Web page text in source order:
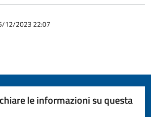
12/2023 22:07
le informazioni su questa